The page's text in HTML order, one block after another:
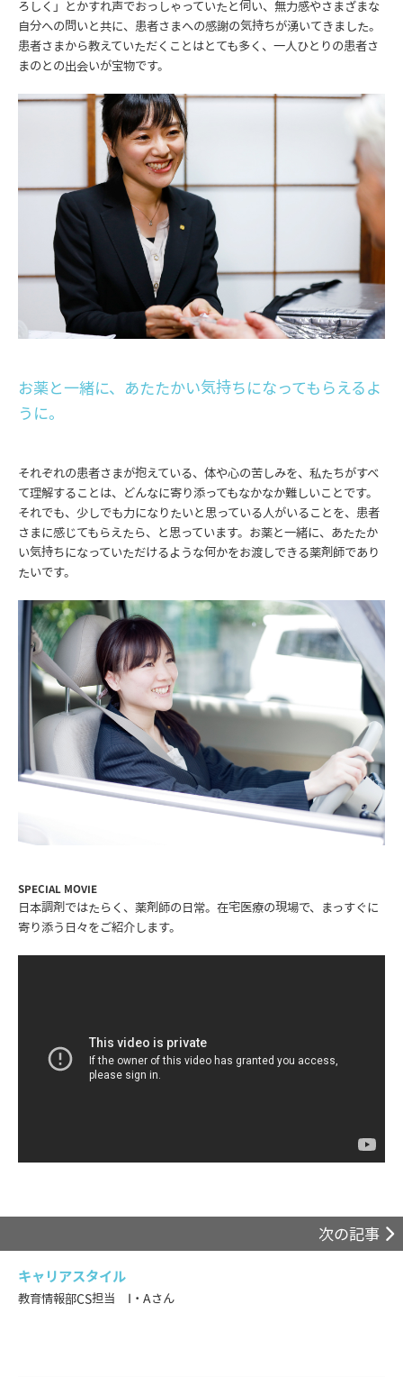
ろしく」とかすれ声でおっしゃっていたと伺い、無力感やさまざまな
自分への問いと共に、患者さまへの感謝の気持ちが湧いてきました。
患者さまから教えていただくことはとても多く、一人ひとりの患者さ
まのとの出会いが宝物です。
お薬と一緒に、あたたかい気持ちになってもらえるよ
うに。
それぞれの患者さまが抱えている、体や心の苦しみを、私たちがすべ
て理解することは、どんなに寄り添ってもなかなか難しいことです。
それでも、少しでも力になりたいと思っている人がいることを、患者
さまに感じてもらえたら、と思っています。お薬と一緒に、あたたか
い気持ちになっていただけるような何かをお渡しできる薬剤師であり
たいです。
SPECIAL MOVIE
日本調剤ではたらく、薬剤師の日常。在宅医療の現場で、まっすぐに
寄り添う日々をご紹介します。
次の記事
キャリアスタイル
教育情報部CS担当 I・Aさん